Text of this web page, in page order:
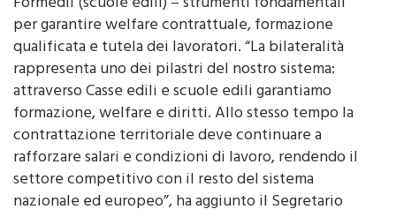
qualificata e tutela dei lavoratori. “La bilateralità
rappresenta uno dei pilastri del nostro sistema:
attraverso Casse edili e scuole edili garantiamo
formazione, welfare e diritti. Allo stesso tempo la
contrattazione territoriale deve continuare a
rafforzare salari e condizioni di lavoro, rendendo il
settore competitivo con il resto del sistema
nazionale ed europeo”, ha aggiunto il Segretario
generale.